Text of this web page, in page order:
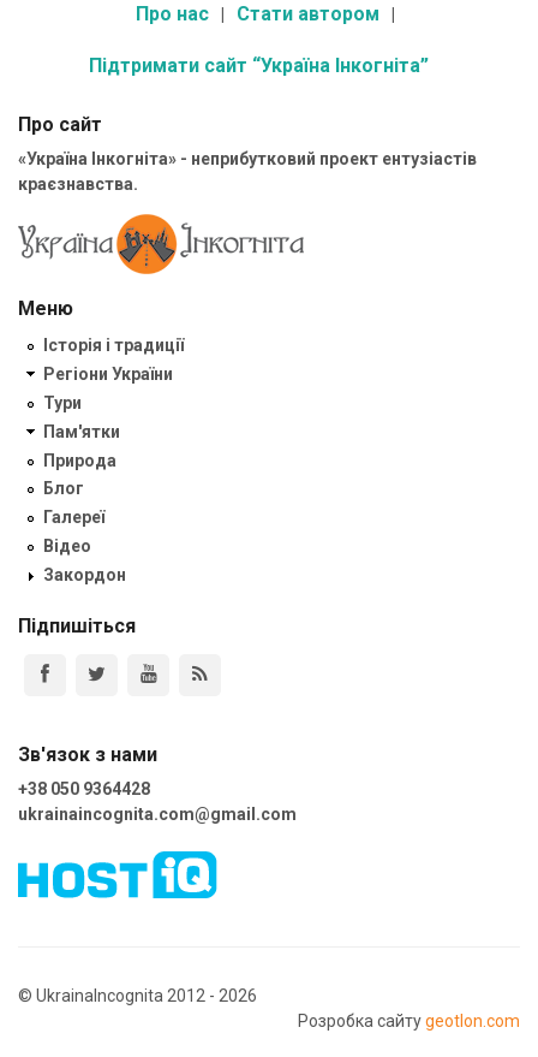
Про нас Стати автором
Підтримати сайт “Україна Інкогніта”
Про сайт
«Україна Інкогніта» - неприбутковий проект ентузіастів
краєзнавства.
Меню
Історія і традиції
Регіони України
Тури
Пам'ятки
Природа
Блог
Галереї
Відео
Закордон
Підпишіться
Зв'язок з нами
+38 050 9364428
ukrainaincognita.com@gmail.com
© UkrainaIncognita 2012 - 2026
Розробка сайтуgeotlon.com